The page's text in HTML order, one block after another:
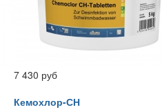
7 430 руб
Кемохлор-СН